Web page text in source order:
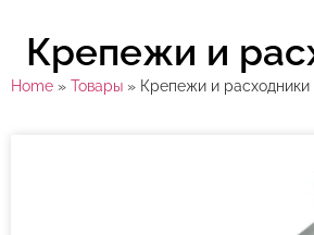
Крепежи и
Home » Товары » Крепежи и расходники